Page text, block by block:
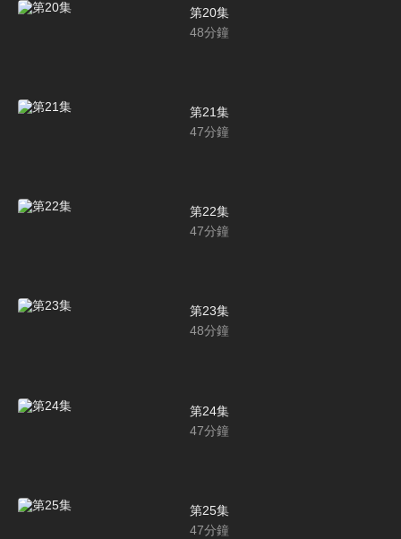
第20集
48分鐘
第21集
47分鐘
第22集
47分鐘
第23集
48分鐘
第24集
47分鐘
第25集
47分鐘